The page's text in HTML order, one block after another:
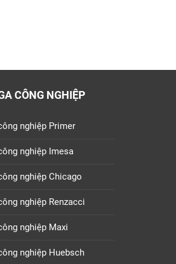
CÔNG NGHIỆP
nghiệp Primer
nghiệp Imesa
nghiệp Chicago
nghiệp Renzacci
nghiệp Maxi
nghiệp Huebsch